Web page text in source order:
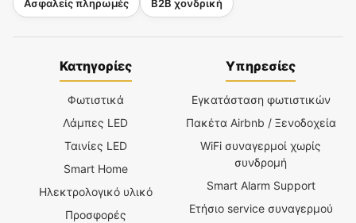
Ασφαλείς πληρωμές B2B χονδρική
Κατηγορίες
Φωτιστικά
Λάμπες LED
Ταινίες LED
Smart Home
Ηλεκτρολογικό υλικό
Προσφορές
Υπηρεσίες
Εγκατάσταση φωτιστικών
Πακέτα Airbnb / Ξενοδοχεία
WiFi συναγερμοί χωρίς
συνδρομή
Smart Alarm Support
Ετήσιο service συναγερμού